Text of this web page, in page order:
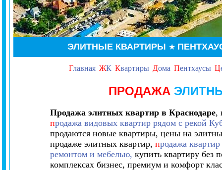
ЭЛИТНЫЕ КВАРТИРЫ ★
Главная ЖК Квартиры Дома Пентхаусы Ц
ПРОДАЖА
Продажа элитных квартир в Краснодаре,
продажа видовых квартир рядом с рекой
продаются новые квартиры, цены на
продаже элитных квартир, продажа
ремонтом и мебелью, купить квартиру без
комплексах бизнес, премиум и комфорт